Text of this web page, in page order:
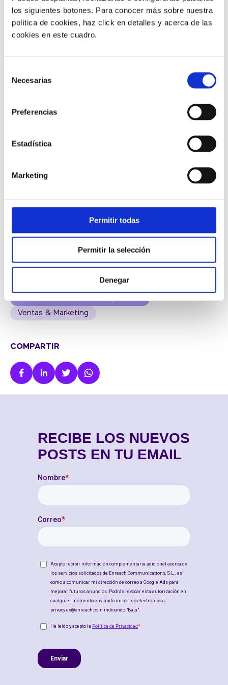
los siguientes botones. Para conocer más sobre nuestra
política de cookies, haz click en detalles y acerca de las
cookies en este cuadro.
Necesarias
Preferencias
Estadística
Marketing
Permitir todas
Permitir la selección
Denegar
transferencia de tu
teléfono Yealink
activada la transferencia ciega.
Para cambiarlo tendríamos que
entrar en la interfaz de
hemos aprendido en otros manuales y entraríamos
BLOG
Noticias
Ventas & Marketing
COMPARTIR